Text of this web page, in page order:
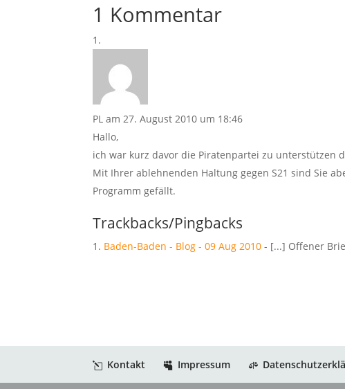
1 Kommentar
PL am 27. August 2010 um 18:46
Hallo,
ich war kurz davor die Piratenpartei zu unterstützen
Mit Ihrer ablehnenden Haltung gegen S21 sind Sie
Programm gefällt.
Trackbacks/Pingbacks
Baden-Baden - Blog - 09 Aug 2010 - [...] Offener
Kontakt Impressum